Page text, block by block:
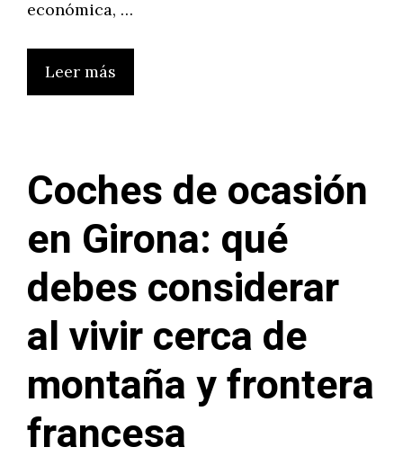
económica, …
Leer más
Coches de ocasión
en Girona: qué
debes considerar
al vivir cerca de
montaña y frontera
francesa